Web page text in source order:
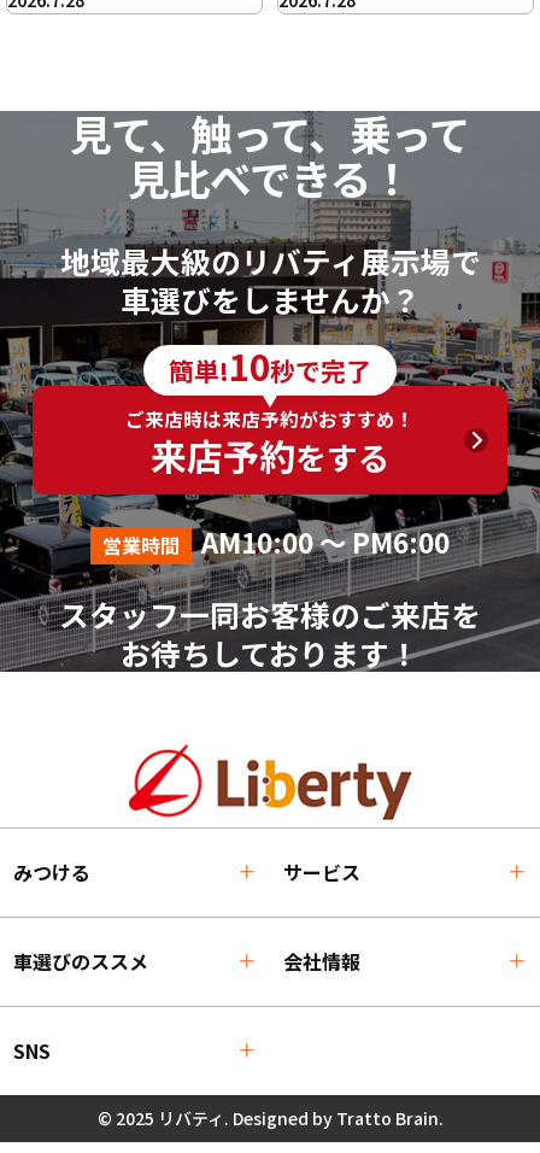
見て、触って、乗って
見比べできる！
地域最大級のリバティ展示場で
車選びをしませんか？
簡単!10秒で完了
ご来店時は来店予約がおすすめ！
来店予約をする
営業時間 AM10:00 ～ PM6:00
スタッフ一同お客様のご来店を
お待ちしております！
みつける サービス
車選びのススメ 会社情報
SNS
© 2025 リバティ. Designed by Tratto Brain.